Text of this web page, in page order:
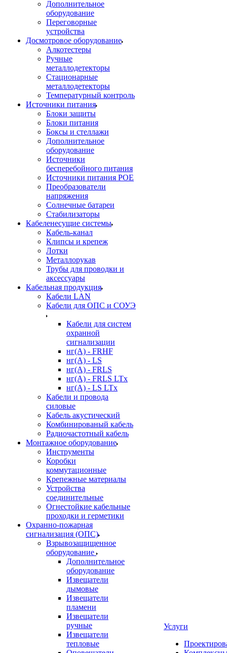
Дополнительное
оборудование
Переговорные
устройства
Досмотровое оборудование
Алкотестеры
Ручные
металлодетекторы
Стационарные
металлодетекторы
Температурный контроль
Источники питания
Блоки защиты
Блоки питания
Боксы и стеллажи
Дополнительное
оборудование
Источники
бесперебойного питания
Источники питания POE
Преобразователи
напряжения
Солнечные батареи
Стабилизаторы
Кабеленесущие системы
Кабель-канал
Клипсы и крепеж
Лотки
Металлорукав
Трубы для проводки и
аксессуары
Кабельная продукция
Кабели LAN
Кабели для ОПС и СОУЭ
Кабели для систем
охранной
сигнализации
нг(A) - FRHF
нг(A) - LS
нг(А) - FRLS
нг(А) - FRLS LTx
нг(А) - LS LTx
Кабели и провода
силовые
Кабель акустический
Комбинированый кабель
Радиочастотный кабель
Монтажное оборудование
Инструменты
Коробки
коммутационные
Крепежные материалы
Устройства
соединительные
Огнестойкие кабельные
проходки и герметики
Охранно-пожарная
сигнализация (ОПС)
Взрывозащищенное
оборудование
Дополнительное
оборудование
Извещатели
дымовые
Извещатели
пламени
Извещатели
ручные
Извещатели
тепловые
Услуги